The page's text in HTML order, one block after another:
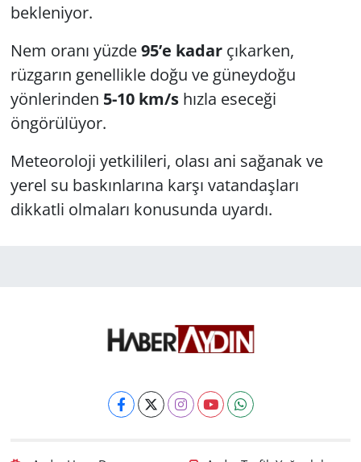
bekleniyor.
Nem oranı yüzde95’e kadarçıkarken,
rüzgarın genellikle doğu ve güneydoğu
yönlerinden 5-10 km/shızla eseceği
öngörülüyor.
Meteoroloji yetkilileri, olası ani sağanak ve
yerel su baskınlarına karşı vatandaşları
dikkatli olmaları konusunda uyardı.